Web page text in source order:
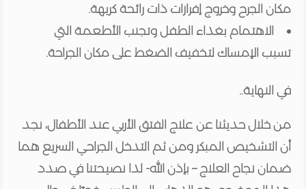
مكان الجرح وخروج إفرازات ذات رائحة كريهة.
الاهتمام بغذاء الطفل وتجنب الأطعمة التي
تسبب الإمساك لتخفيف الضغط على مكان الجراحة.
في النهاية..
من خلال حديثنا عن علاج الفتق الأربي عند الأطفال، نجد
أن التشخيص المبكر ومن ثم التدخل الجراحي السريع هما
ضمان نجاح العلاج – بإذن الله- لذا نصيحتنا في صدد